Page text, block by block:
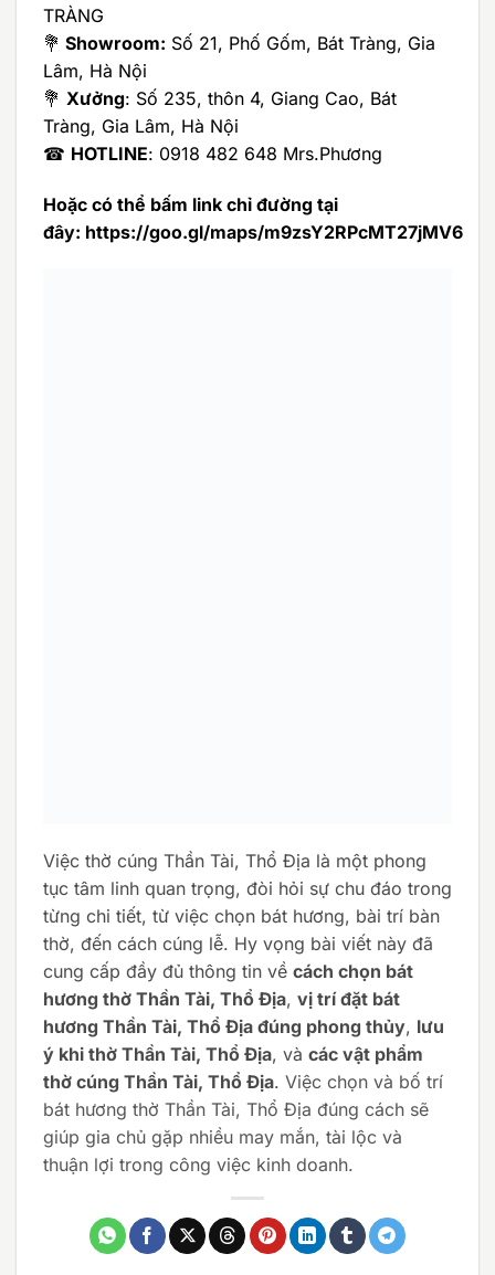
TRÀNG
💐 Showroom: Số 21, Phố Gốm, Bát Tràng, Gia
Lâm, Hà Nội
💐 Xưởng: Số 235, thôn 4, Giang Cao, Bát
Tràng, Gia Lâm, Hà Nội
☎ HOTLINE: 0918 482 648 Mrs.Phương
Hoặc có thể bấm link chỉ đường tại
đây: https://goo.gl/maps/m9zsY2RPcMT27jMV6
Việc thờ cúng Thần Tài, Thổ Địa là một phong
tục tâm linh quan trọng, đòi hỏi sự chu đáo trong
từng chi tiết, từ việc chọn bát hương, bài trí bàn
thờ, đến cách cúng lễ. Hy vọng bài viết này đã
cung cấp đầy đủ thông tin về cách chọn bát
hương thờ Thần Tài, Thổ Địa vị trí đặt bát
hương Thần Tài, Thổ Địa đúng phong thủy lưu
ý khi thờ Thần Tài, Thổ Địa , và các vật phẩm
thờ cúng Thần Tài, Thổ Địa Việc chọn và bố trí
bát hương thờ Thần Tài, Thổ Địa đúng cách sẽ
giúp gia chủ gặp nhiều may mắn, tài lộc và
thuận lợi trong công việc kinh doanh.